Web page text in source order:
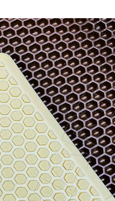
Подпятники